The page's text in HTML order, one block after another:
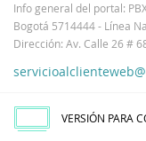
Info general del portal:
Bogotá 5714444 - Línea
Dirección: Av. Calle 26 #
VERSIÓN PARA